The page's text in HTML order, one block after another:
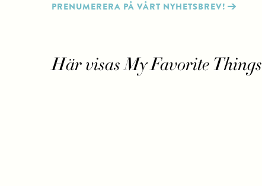
PRENUMERERA PÅ VÅRT NYHETSBREV!
Här visas My Favorite Things